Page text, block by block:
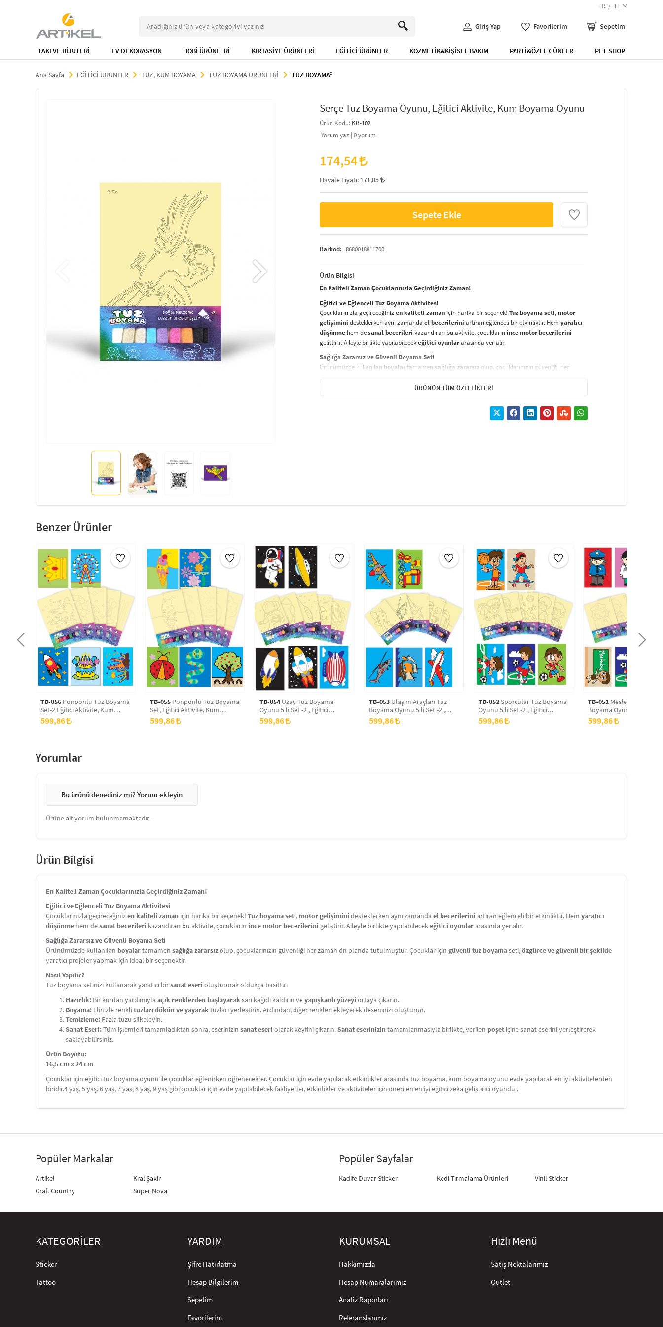
TR TL
Giriş Yap Favorilerim Sepetim
TAKI VE BİJUTERİ EV DEKORASYON HOBİ ÜRÜNLERİ KIRTASİYE ÜRÜNLERİ EĞİTİCİ ÜRÜNLER KOZMETİK&KİŞİSEL BAKIM PARTİ&ÖZEL GÜNLER PET SHOP
Ana Sayfa EĞİTİCİ ÜRÜNLER TUZ, KUM BOYAMA TUZ BOYAMA ÜRÜNLERİ TUZ BOYAMA®
Serçe Tuz Boyama Oyunu, Eğitici Aktivite, Kum Boyama Oyunu
Ürün Kodu: KB-102
Yorum yaz | 0yorum
174,54
Havale Fiyatı: 171,05
Sepete Ekle
Barkod: 8680018811700
Ürün Bilgisi
En Kaliteli Zaman Çocuklarınızla Geçirdiğiniz Zaman!
Eğitici ve Eğlenceli Tuz Boyama Aktivitesi
Çocuklarınızla geçireceğiniz en kaliteli zaman için harika bir seçenek! Tuz boyama seti,motor
gelişimini desteklerken aynı zamanda el becerilerini artıran eğlenceli bir etkinliktir. Hem yaratıcı
düşünme hem desanat becerileri kazandıran bu aktivite, çocuklarınince motor becerilerini
geliştirir. Aileyle birlikte yapılabilecekeğitici oyunlararasında yer alır.
Sağlığa Zararsız ve Güvenli Boyama Seti
Ürünümüzde kullanılan boyalartamamen sağlığa zararsız olup, çocuklarınızın güvenliği her
yaratıcı projeler yapmak için ideal bir seçenektir.
oluşturmak oldukça basittir:
biridir.4 yaş, 5 yaş, 6 yaş, 7 yaş, 8 yaş, 9 yaş gibi çocuklar için evde yapılabilecek faaliyetler, etkinlikler
ve aktiviteler için önerilen en iyi eğitici zeka geliştirici oyundur.
ÜRÜNÜN TÜM ÖZELLIKLERI
Benzer Ürünler
TB-056 Ponponlu Tuz Boyama
Set-2 Eğitici Aktivite, Kum
Boyama Oyunu
599,86
TB-055 Ponponlu Tuz Boyama
Set, Eğitici Aktivite, Kum
Boyama Oyunu
599,86
TB-054 Uzay Tuz Boyama
Oyunu 5 li Set -2 , Eğitici
Aktivite , Kum Boyama Oyunu
TB-054
599,86
TB-053 Ulaşım Araçları Tuz
Boyama Oyunu 5 li Set -2 ,
Eğitici Aktivite , Kum Boyama
Oyunu TB-053
599,86
TB-052 Sporcular Tuz Boyama
Oyunu 5 li Set -2 , Eğitici
Aktivite , Kum Boyama Oyunu
TB-052
599,86
TB-051 Meslekler -2 Tuz
Boyama Oyunu 5 li Set -2
Eğitici Aktivite , Kum
Oyunu TB-051
599,86
Yorumlar
Bu ürünü denediniz mi? Yorum ekleyin
Ürüne ait yorum bulunmamaktadır.
Ürün Bilgisi
En Kaliteli Zaman Çocuklarınızla Geçirdiğiniz Zaman!
Eğitici ve Eğlenceli Tuz Boyama Aktivitesi
Çocuklarınızla geçireceğinizen kaliteli zaman için harika bir seçenek! Tuz boyama seti, motor gelişimini desteklerken aynı zamanda el becerilerini artıran eğlenceli bir etkinliktir. Hem yaratıcı
düşünme hem desanat becerileri kazandıran bu aktivite, çocukların ince motor becerilerini geliştirir. Aileyle birlikte yapılabilecekeğitici oyunlararasında yer alır.
Sağlığa Zararsız ve Güvenli Boyama Seti
Ürünümüzde kullanılan boyalartamamen sağlığa zararsızolup, çocuklarınızın güvenliği her zaman ön planda tutulmuştur. Çocuklar için güvenli tuz boyamaseti,özgürce ve güvenli bir şekilde
yaratıcı projeler yapmak için ideal bir seçenektir.
Nasıl Yapılır?
Tuz boyama setinizi kullanarak yaratıcı birsanat eseri oluşturmak oldukça basittir:
Hazırlık: Bir kürdan yardımıyla açık renklerden başlayaraksarı kağıdı kaldırın veyapışkanlı yüzeyi ortaya çıkarın.
Boyama: Elinizle renklituzları dökün ve yayaraktuzları yerleştirin. Ardından, diğer renkleri ekleyerek deseninizi oluşturun.
Temizleme: Fazla tuzu silkeleyin.
Sanat Eseri:Tüm işlemleri tamamladıktan sonra, eserinizin sanat eseri olarak keyfini çıkarın.Sanat eserinizintamamlanmasıyla birlikte, verilen poşet içine sanat eserini yerleştirerek
saklayabilirsiniz.
Ürün Boyutu:
16,5 cm x 24 cm
Çocuklar için eğitici tuz boyama oyunu ile çocuklar eğlenirken öğrenecekler. Çocuklar için evde yapılacak etkinlikler arasında tuz boyama, kum boyama oyunu evde yapılacak en iyi aktivitelerden
biridir.4 yaş, 5 yaş, 6 yaş, 7 yaş, 8 yaş, 9 yaş gibi çocuklar için evde yapılabilecek faaliyetler, etkinlikler ve aktiviteler için önerilen en iyi eğitici zeka geliştirici oyundur.
Popüler Markalar
Artikel
Craft Country
Kral Şakir
Super Nova
Popüler Sayfalar
Kadife Duvar Sticker Kedi Tırmalama Ürünleri Vinil Sticker
KATEGORİLER
Sticker
Tattoo
YARDIM
Şifre Hatırlatma
Hesap Bilgilerim
Sepetim
Favorilerim
KURUMSAL
Hakkımızda
Hesap Numaralarımız
Analiz Raporları
Referanslarımız
Hızlı Menü
Satış Noktalarımız
Outlet